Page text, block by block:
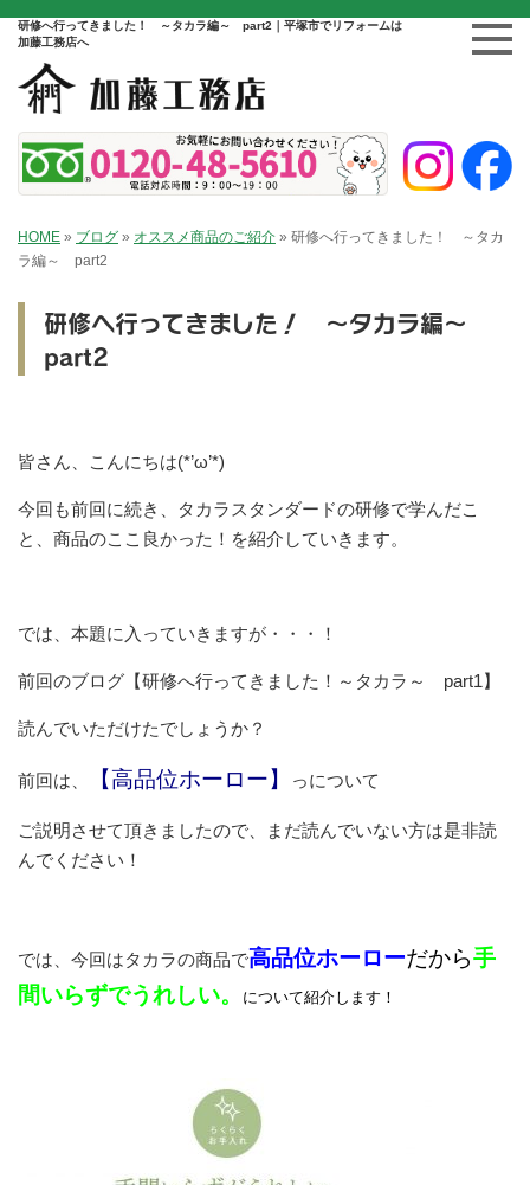
研修へ行ってきました！ ～タカラ編～ part2｜平塚市でリフォームは
加藤工務店へ
HOME » ブログ » オススメ商品のご紹介 » 研修へ行ってきました！ ～タカ
ラ編～ part2
研修へ行ってきました！ ～タカラ編～
part2
皆さん、こんにちは(*’ω’*)
今回も前回に続き、タカラスタンダードの研修で学んだこ
と、商品のここ良かった！を紹介していきます。
では、本題に入っていきますが・・・！
前回のブログ【研修へ行ってきました！～タカラ～ part1】
読んでいただけたでしょうか？
前回は、 【高品位ホーロー】 っについて
ご説明させて頂きましたので、まだ読んでいない方は是非読
んでください！
では、今回はタカラの商品で高品位ホーローだから手
間いらずでうれしい。 について紹介します！